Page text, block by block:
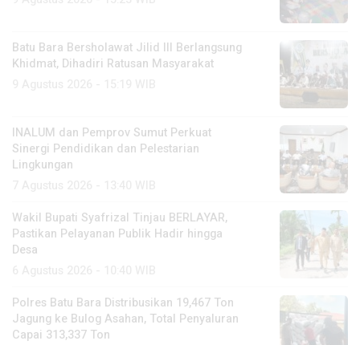
Batu Bara Bersholawat Jilid III Berlangsung
Khidmat, Dihadiri Ratusan Masyarakat
INALUM dan Pemprov Sumut Perkuat
Sinergi Pendidikan dan Pelestarian
Lingkungan
Wakil Bupati Syafrizal Tinjau BERLAYAR,
Pastikan Pelayanan Publik Hadir hingga
Desa
Polres Batu Bara Distribusikan 19,467 Ton
Jagung ke Bulog Asahan, Total Penyaluran
Capai 313,337 Ton